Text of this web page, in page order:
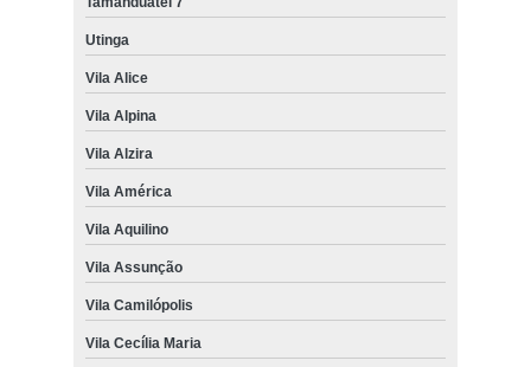
Utinga
Vila Alice
Vila Alpina
Vila Alzira
Vila América
Vila Aquilino
Vila Assunção
Vila Camilópolis
Vila Cecília Maria